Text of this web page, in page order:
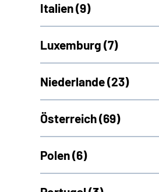
Italien (9)
Luxemburg (7)
Niederlande (23)
Österreich (69)
Polen (6)